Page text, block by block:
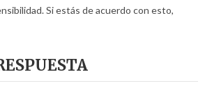
Si estás de acuerdo con esto,